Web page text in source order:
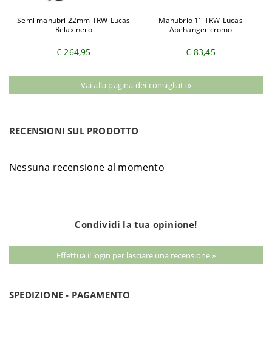
Semi manubri 22mm TRW-Lucas
Relax nero
€ 264,95
Manubrio 1'' TRW-Lucas
Apehanger cromo
€ 83,45
Vai alla pagina dei consigliati »
RECENSIONI SUL PRODOTTO
Nessuna recensione al momento
Condividi la tua opinione!
Effettua il login per lasciare una recensione »
SPEDIZIONE - PAGAMENTO